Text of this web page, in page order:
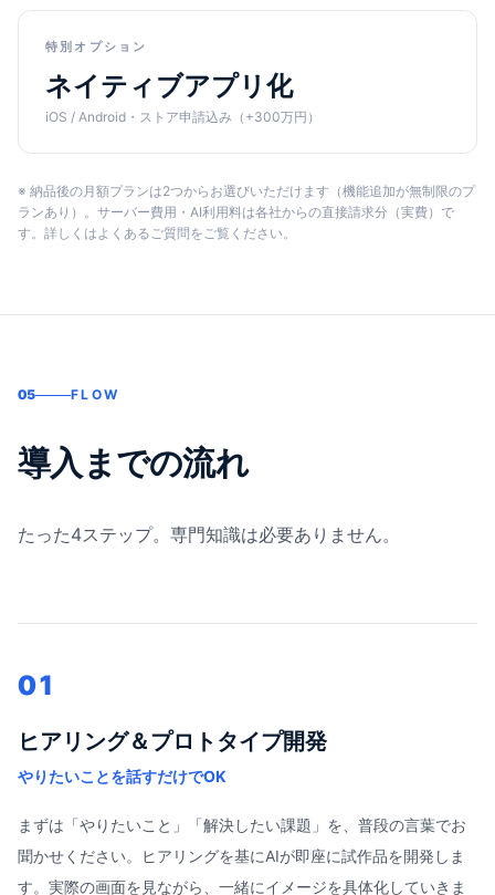
特別オプション
ネイティブアプリ化
iOS / Android・ストア申請込み（+300万円）
※ 納品後の月額プランは2つからお選びいただけます（機能追加が無制限のプ
ランあり）。サーバー費用・AI利用料は各社からの直接請求分（実費）で
す。詳しくはよくあるご質問をご覧ください。
05 FLOW
導入までの流れ
たった4ステップ。専門知識は必要ありません。
01
ヒアリング＆プロトタイプ開発
やりたいことを話すだけでOK
まずは「やりたいこと」「解決したい課題」を、普段の言葉でお
聞かせください。ヒアリングを基にAIが即座に試作品を開発しま
す。実際の画面を見ながら、一緒にイメージを具体化していきま